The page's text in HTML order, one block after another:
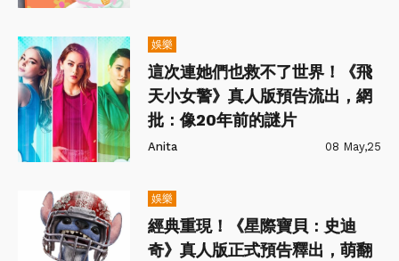
娛樂
這次連她們也救不了世界！《飛
天小女警》真人版預告流出，網
批：像20年前的謎片
Anita 08 May,25
娛樂
經典重現！《星際寶貝：史迪
奇》真人版正式預告釋出，萌翻